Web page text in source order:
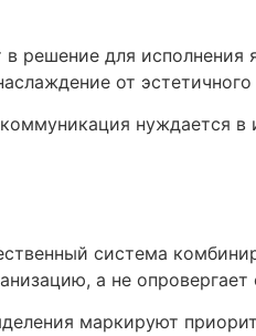
решение для исполнения
от эстетичного
нуждается в
система
а не опровергает
маркируют